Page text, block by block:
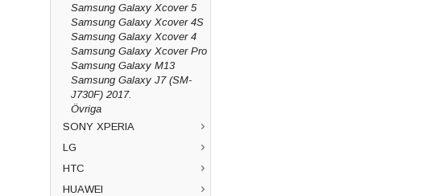
Samsung Galaxy Xcover 5
Samsung Galaxy Xcover 4S
Samsung Galaxy Xcover 4
Samsung Galaxy Xcover Pro
Samsung Galaxy M13
Samsung Galaxy J7 (SM-
J730F) 2017.
Övriga
SONY XPERIA
LG
HTC
HUAWEI